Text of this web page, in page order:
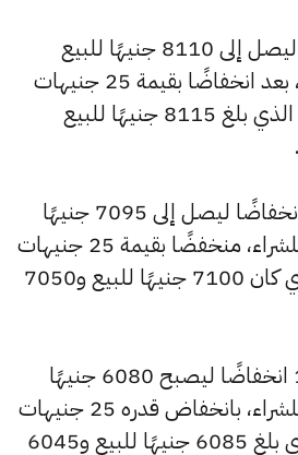
انخفض سعر عيار 24 ليصل إلى 8110 جنيهًا للبيع
و8030 جنيهًا للشراء، بعد انخفاضًا بقيمة 25 جنيهات
مقارنة بالسعر السابق الذي بلغ 8115 جنيهًا للبيع
وسجل سعر عيار 21 انخفاضًا ليصل إلى 7095 جنيهًا
للبيع و7025 جنيهًا للشراء، منخفضًا بقيمة 25 جنيهات
عن السعر السابق الذي كان 7100 جنيهًا للبيع و7050
كما شهد سعر عيار 18 انخفاضًا ليصبح 6080 جنيهًا
للبيع و6020 جنيهًا للشراء، بانخفاض قدره 25 جنيهات
عن السعر السابق الذي بلغ 6085 جنيهًا للبيع و6045